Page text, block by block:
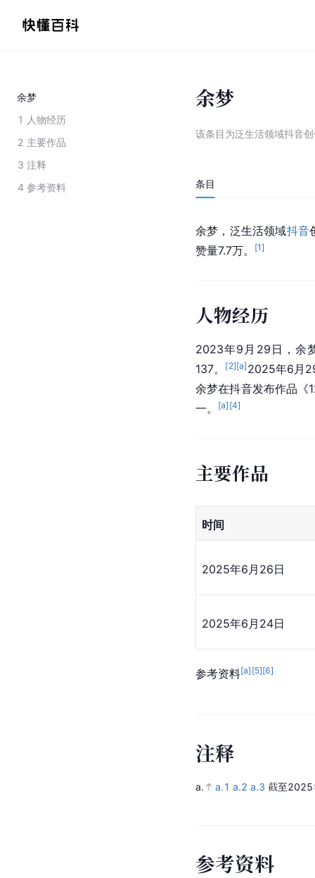
余梦
1 人物经历
2 主要作品
3 注释
4 参考资料
余梦
该条目为泛生活领域抖音
条目
余梦，泛生活领域抖音
赞量7.7万。
[1]
人物经历
2023年9月29日，余
137。
[2][a] 2025年6月
余梦在抖音发布作品《
一。
[a] [4]
主要作品
时间
2025年6月26日
2025年6月24日
参考资料[a] [5][6]
注释
a. a.1 a.2 a.3 截至
参考资料